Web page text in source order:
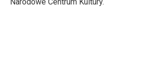
Narodowe Centrum Kultury.